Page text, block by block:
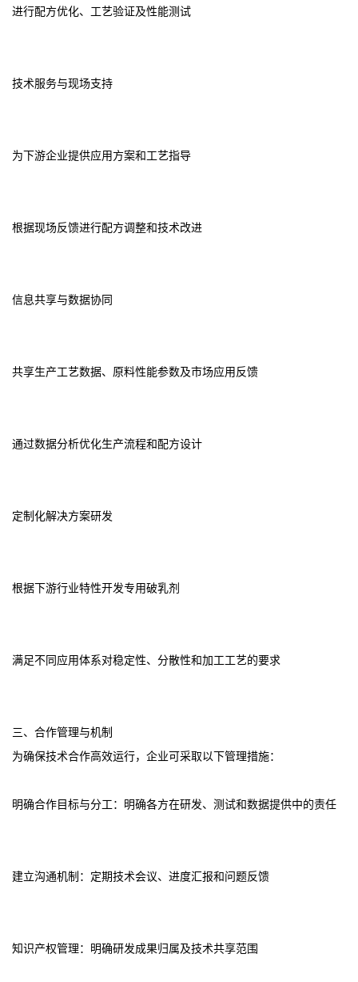
进行配方优化、工艺验证及性能测试
技术服务与现场支持
为下游企业提供应用方案和工艺指导
根据现场反馈进行配方调整和技术改进
信息共享与数据协同
共享生产工艺数据、原料性能参数及市场应用反馈
通过数据分析优化生产流程和配方设计
定制化解决方案研发
根据下游行业特性开发专用破乳剂
满足不同应用体系对稳定性、分散性和加工工艺的要求
三、合作管理与机制
为确保技术合作高效运行，企业可采取以下管理措施：
明确合作目标与分工：明确各方在研发、测试和数据提供中的责任
建立沟通机制：定期技术会议、进度汇报和问题反馈
知识产权管理：明确研发成果归属及技术共享范围